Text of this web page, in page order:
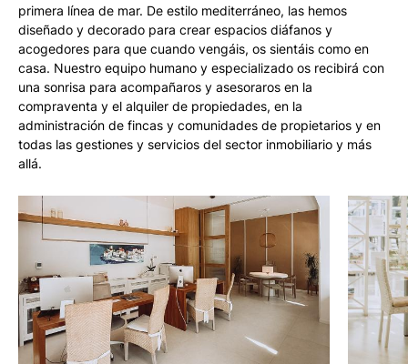
primera línea de mar. De estilo mediterráneo, las hemos
diseñado y decorado para crear espacios diáfanos y
acogedores para que cuando vengáis, os sientáis como en
casa. Nuestro equipo humano y especializado os recibirá con
una sonrisa para acompañaros y asesoraros en la
compraventa y el alquiler de propiedades, en la
administración de fincas y comunidades de propietarios y en
todas las gestiones y servicios del sector inmobiliario y más
allá.